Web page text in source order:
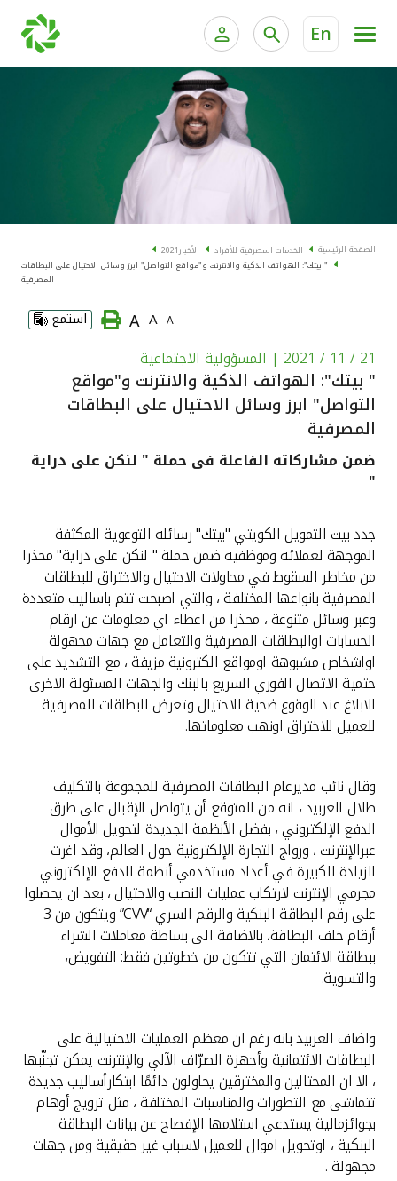
En
الخدمات المصرفية الإلكترونية للأفراد
الخدمات المصرفية الإلكترونية للشركات
خدمة "بيتك" للتداول الإلكتروني
الخدمات المصرفية للأفراد
الحسابات المصرفية
البطاقات
"برامج العملاء"
الاستثمار
القنوات المصرفية
أدوات وخدمات
خدمات ما بعد البيع
اتصل بنا
مواقع الفروع وأجهزة الصرف الآلي
ألمانيا
تركيا
مصر
المملكة المتحدة
مملكة البحرين
الصفحة الرئيسية الخدمات المصرفية للأفراد الأخبار2021
" بيتك": الهواتف الذكية والانترنت و"مواقع التواصل" ابرز وسائل الاحتيال على البطاقات
المصرفية
A
A
A استمع
21 / 11 / 2021 | المسؤولية الاجتماعية
" بيتك": الهواتف الذكية والانترنت و"مواقع
التواصل" ابرز وسائل الاحتيال على البطاقات
المصرفية
ضمن مشاركاته الفاعلة فى حملة " لنكن على دراية
"
جدد بيت التمويل الكويتي "بيتك" رسائله التوعوية المكثفة
الموجهة لعملائه وموظفيه ضمن حملة " لنكن على دراية" محذرا
من مخاطر السقوط في محاولات الاحتيال والاختراق للبطاقات
المصرفية بانواعها المختلفة ، والتي اصبحت تتم باساليب متعددة
وعبر وسائل متنوعة ، محذرا من اعطاء اي معلومات عن ارقام
الحسابات اوالبطاقات المصرفية والتعامل مع جهات مجهولة
اواشخاص مشبوهة اومواقع الكترونية مزيفة ، مع التشديد على
حتمية الاتصال الفوري السريع بالبنك والجهات المسئولة الاخرى
للابلاغ عند الوقوع ضحية للاحتيال وتعرض البطاقات المصرفية
للعميل للاختراق اونهب معلوماتها.
وقال نائب مديرعام البطاقات المصرفية للمجموعة بالتكليف
طلال العربيد ، انه من المتوقع أن يتواصل الإقبال على طرق
الدفع الإلكتروني ، بفضل الأنظمة الجديدة لتحويل الأموال
عبرالإنترنت ، ورواج التجارة الإلكترونية حول العالم، وقد اغرت
الزيادة الكبيرة في أعداد مستخدمي أنظمة الدفع الإلكتروني
مجرمي الإنترنت لارتكاب عمليات النصب والاحتيال ، بعد ان يحصلوا
على رقم البطاقة البنكية والرقم السري “CVV” ويتكون من 3
أرقام خلف البطاقة، بالاضافة الى بساطة معاملات الشراء
ببطاقة الائتمان التي تتكون من خطوتين فقط: التفويض،
والتسوية.
واضاف العربيد بانه رغم ان معظم العمليات الاحتيالية على
البطاقات الائتمانية وأجهزة الصرّاف الآلي والإنترنت يمكن تجنّبها
، الا ان المحتالين والمخترقين يحاولون دائمًا ابتكارأساليب جديدة
تتماشى مع التطورات والمناسبات المختلفة ، مثل ترويج أوهام
بجوائزمالية يستدعي استلامها الإفصاح عن بيانات البطاقة
البنكية ، اوتحويل اموال للعميل لاسباب غير حقيقية ومن جهات
مجهولة .